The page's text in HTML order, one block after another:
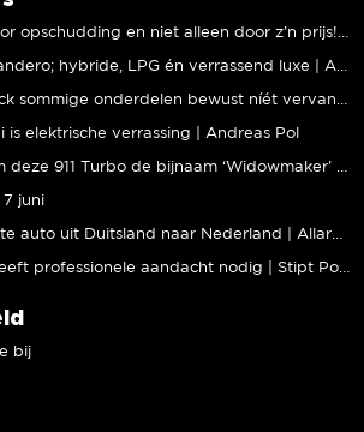
XPENG L03 zorgt voor opschudding en niet alleen door z’n prijs! | Jeroen Mul
Vernieuwde Dacia Sandero; hybride, LPG én verrassend luxe | Andreas Pol
BMW M5: waarom Rick sommige onderdelen bewust níét vervangt | Stipt Polish Point
is elektrische verrassing | Andreas Pol
Porsche 930: waarom deze 911 Turbo de bijnaam ‘Widowmaker’ kreeg | Gallery Aaldering
juni
Zo komt een gebruikte auto uit Duitsland naar Nederland | Allard Kalff
Porsche 911 Cabrio heeft professionele aandacht nodig | Stipt Polish Point
bij